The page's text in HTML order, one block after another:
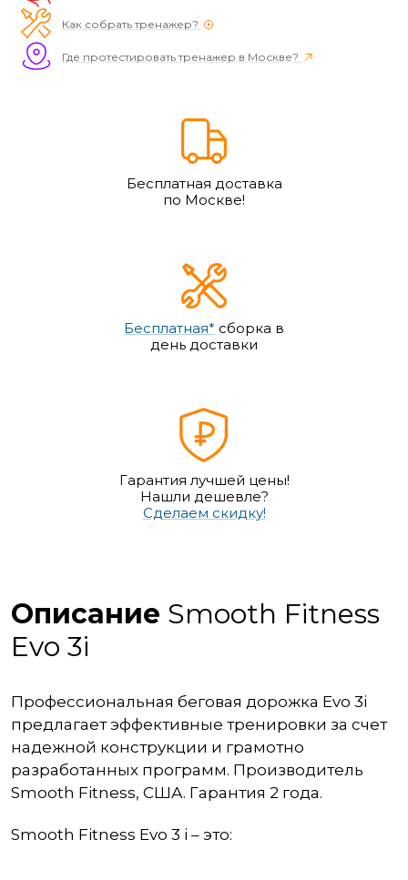
Как собрать тренажер?
Где протестировать тренажер в Москве?
Бесплатная доставка
по Москве!
Бесплатная* сборка в
день доставки
Гарантия лучшей цены!
Нашли дешевле?
Сделаем скидку!
Описание Smooth Fitness
Evo 3i
Профессиональная беговая дорожка Evo 3i
предлагает эффективные тренировки за счет
надежной конструкции и грамотно
разработанных программ. Производитель
Smooth Fitness, США. Гарантия 2 года.
Smooth Fitness Evo 3 i – это: